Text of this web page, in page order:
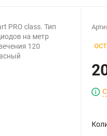
PRO class. Тип
на метр
120